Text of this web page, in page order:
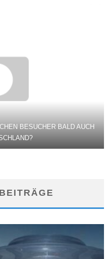
BESUCHER BALD AUCH N